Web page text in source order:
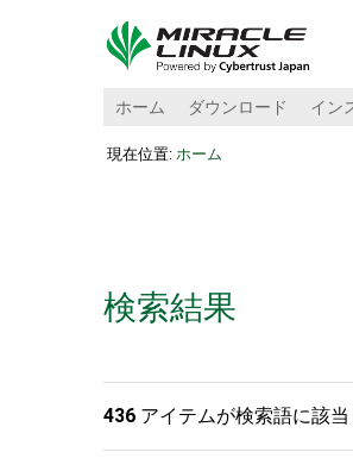
ホーム ダウンロード イン
現在位置: ホーム
検索結果
436 アイテムが検索語に該